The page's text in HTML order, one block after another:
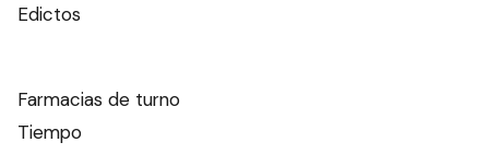
Edictos
Farmacias de turno
Tiempo